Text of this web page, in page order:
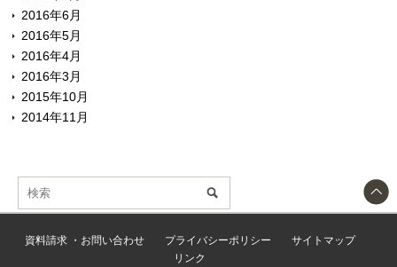
2016年6月
2016年5月
2016年4月
2016年3月
2015年10月
2014年11月
資料請求 ・お問い合わせ プライバシーポリシー
サイトマップ
リンク